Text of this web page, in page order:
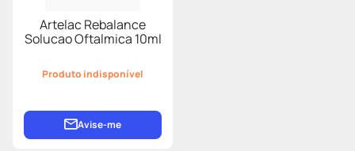
Artelac Rebalance
Solucao Oftalmica 10ml
Produto indisponível
Avise-me